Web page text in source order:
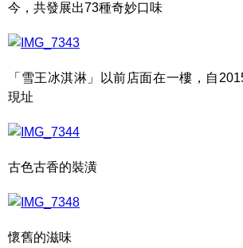
今，共發展出73種奇妙口味
「雪王冰淇淋」以前店面在一樓，自
現址
古色古香的裝潢
懷舊的滋味